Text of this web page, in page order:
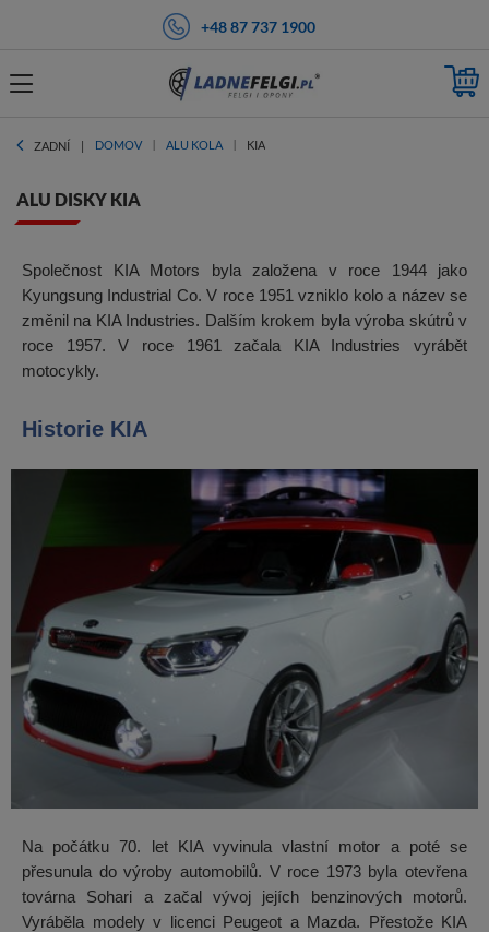
+48 87 737 1900
ZADNÍ DOMOV ALU KOLA KIA
ALU DISKY KIA
Společnost KIA Motors byla založena v roce 1944 jako
Kyungsung Industrial Co. V roce 1951 vzniklo kolo a název se
změnil na KIA Industries. Dalším krokem byla výroba skútrů v
roce 1957. V roce 1961 začala KIA Industries vyrábět
motocykly.
Historie KIA
Na počátku 70. let KIA vyvinula vlastní motor a poté se
přesunula do výroby automobilů. V roce 1973 byla otevřena
továrna Sohari a začal vývoj jejích benzinových motorů.
Vyráběla modely v licenci Peugeot a Mazda. Přestože KIA